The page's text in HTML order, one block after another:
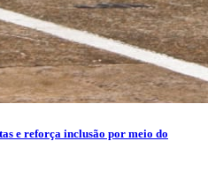
e reforça inclusão por meio do